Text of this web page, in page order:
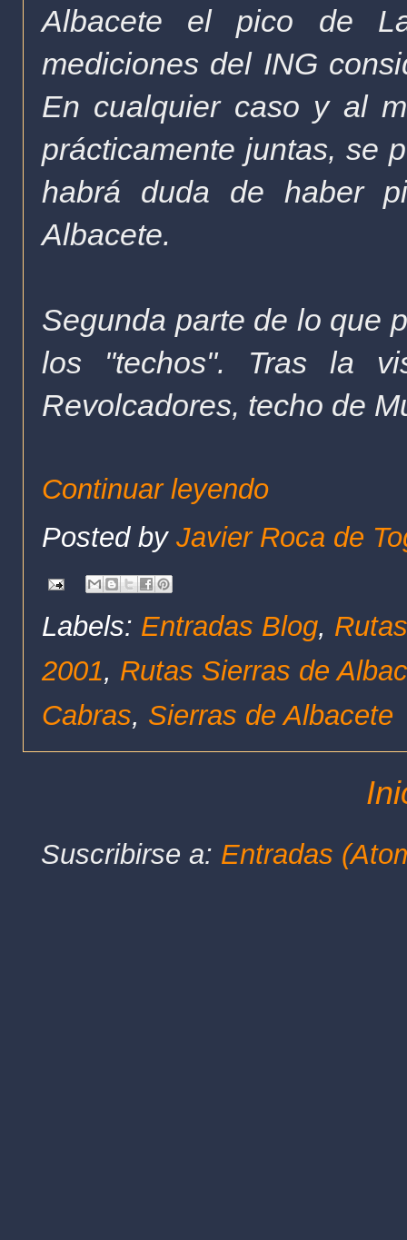
Albacete el pico de
mediciones del ING
En cualquier caso y al
prácticamente juntas, se
habrá duda de haber
Albacete.
Segunda parte de lo que
los "techos". Tras la
Revolcadores, techo de
Continuar leyendo
Posted by Javier Roca de
Labels: Entradas Blog,
2001, Rutas Sierras de
Cabras, Sierras de Albacete
Suscribirse a: Entradas